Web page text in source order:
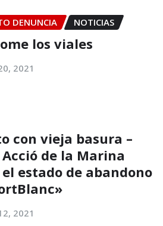
DENUNCIA NOTICIAS
los viales
2021
con vieja basura –
de la Marina
estado de abandono
2021